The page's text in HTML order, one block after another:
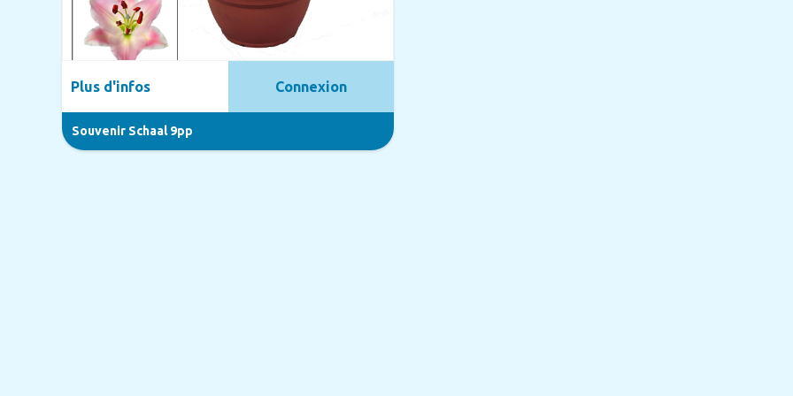
Souvenir Schaal 9pp
Plus d'infos Connexion